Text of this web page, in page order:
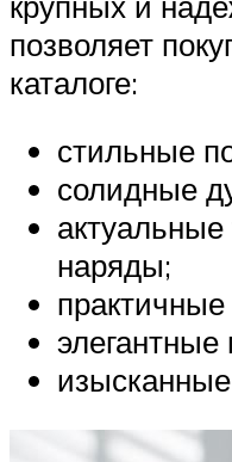
позволяет
каталоге:
стильные
солидные
наряды;